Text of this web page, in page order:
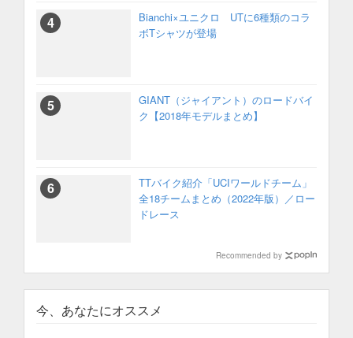
Bianchi×ユニクロ UTに6種類のコラ
ボTシャツが登場
GIANT（ジャイアント）のロードバイ
ク【2018年モデルまとめ】
TTバイク紹介「UCIワールドチーム」
全18チームまとめ（2022年版）／ロー
ドレース
Recommended by
今、あなたにオススメ